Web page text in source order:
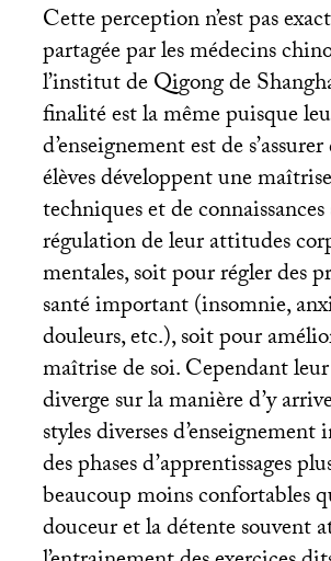
Cette perception n’est pas
partagée par les médecins
l’institut de Qigong de
finalité est la même puisque
d’enseignement est de
élèves développent une
techniques et de
régulation de leur attitudes
mentales, soit pour régler des
santé important (insomnie,
douleurs, etc.), soit pour
maîtrise de soi. Cependant
diverge sur la manière d’y
styles diverses
des phases d’apprentissages
beaucoup moins confortables
douceur et la détente souvent